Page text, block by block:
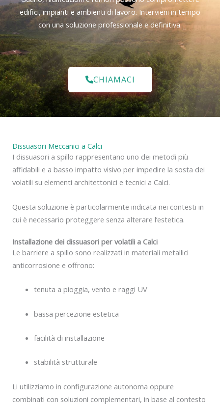
edifici, impianti e ambienti di lavoro. Intervieni in tempo
con una soluzione professionale e definitiva.
CHIAMACI
Dissuasori Meccanici a Calci
I dissuasori a spillo rappresentano uno dei metodi più
affidabili e a basso impatto visivo per impedire la sosta dei
volatili su elementi architettonici e tecnici a Calci.
Questa soluzione è particolarmente indicata nei contesti in
cui è necessario proteggere senza alterare l’estetica.
Installazione dei dissuasori per volatili a Calci
Le barriere a spillo sono realizzati in materiali metallici
anticorrosione e offrono:
tenuta a pioggia, vento e raggi UV
bassa percezione estetica
facilità di installazione
stabilità strutturale
Li utilizziamo in configurazione autonoma oppure
combinati con soluzioni complementari, in base al contesto